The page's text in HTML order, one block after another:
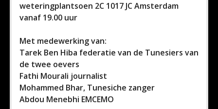
weteringplantsoen 2C 1017 JC Amsterdam
vanaf 19.00 uur
Met medewerking van:
Tarek Ben Hiba federatie van de Tunesiers van
de twee oevers
Fathi Mourali journalist
Mohammed Bhar, Tunesiche zanger
Abdou Menebhi EMCEMO